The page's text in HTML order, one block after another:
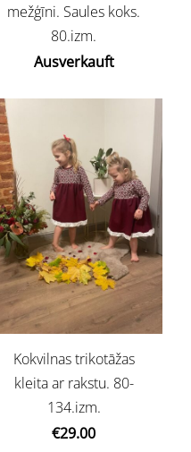
mežģīni. Saules koks.
80.izm.
Ausverkauft
Kokvilnas trikotāžas
kleita ar rakstu. 80-
134.izm.
€29.00